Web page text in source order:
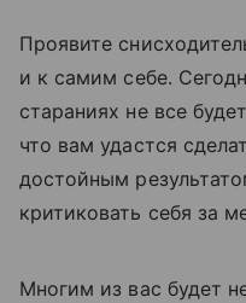
Проявите
и к самим себе.
стараниях не все
что вам удастся
достойным
критиковать себя за
Многим из вас будет